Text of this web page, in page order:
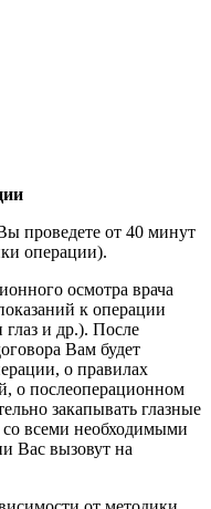
проведете от 40 минут
операции).
осмотра врача
к операции
и др.). После
Вам будет
о правилах
о послеоперационном
закапывать глазные
всеми необходимыми
Вас вызовут на